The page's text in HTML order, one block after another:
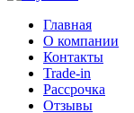
Главная
О компании
Контакты
Trade-in
Рассрочка
Отзывы